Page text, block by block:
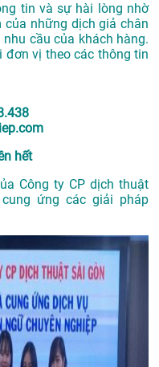
tin và sự hài lòng nhờ
những dịch giả chân
cầu của khách hàng.
đơn vị theo các thông tin
hết
Công ty CP dịch thuật
ứng các giải pháp